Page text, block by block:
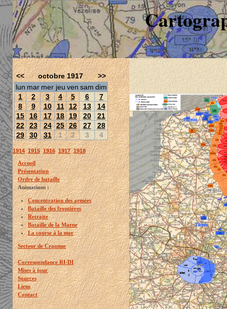
<< octobre 1917
>>
lun mar mer jeu ven sam dim
1
2 3 4 5 6
7
8
9 10 11 12 13
14
15 16 17 18 19 20
21
22 23 24 25 26 27
28
29 30 31 1 2 3 4
1914 1915 1916 1917 1918
Accueil
Présentation
Ordre de bataille
Animations :
Concentration des armées
Bataille des frontières
Retraite
Bataille de la Marne
La course à la mer
Secteur de Craonne
Correspondance RI-DI
Mises à jour
Sources
Liens
Contact